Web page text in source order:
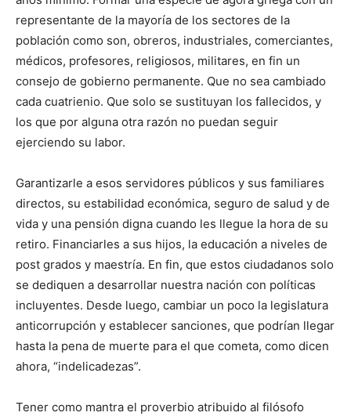
representante de la mayoría de los sectores de la
población como son, obreros, industriales, comerciantes,
médicos, profesores, religiosos, militares, en fin un
consejo de gobierno permanente. Que no sea cambiado
cada cuatrienio. Que solo se sustituyan los fallecidos, y
los que por alguna otra razón no puedan seguir
ejerciendo su labor.
Garantizarle a esos servidores públicos y sus familiares
directos, su estabilidad económica, seguro de salud y de
vida y una pensión digna cuando les llegue la hora de su
retiro. Financiarles a sus hijos, la educación a niveles de
post grados y maestría. En fin, que estos ciudadanos solo
se dediquen a desarrollar nuestra nación con políticas
incluyentes. Desde luego, cambiar un poco la legislatura
anticorrupción y establecer sanciones, que podrían llegar
hasta la pena de muerte para el que cometa, como dicen
ahora, “indelicadezas”.
Tener como mantra el proverbio atribuido al filósofo